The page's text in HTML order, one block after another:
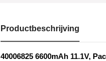
Productbeschrijving
40006825 6600mAh 11.1V,